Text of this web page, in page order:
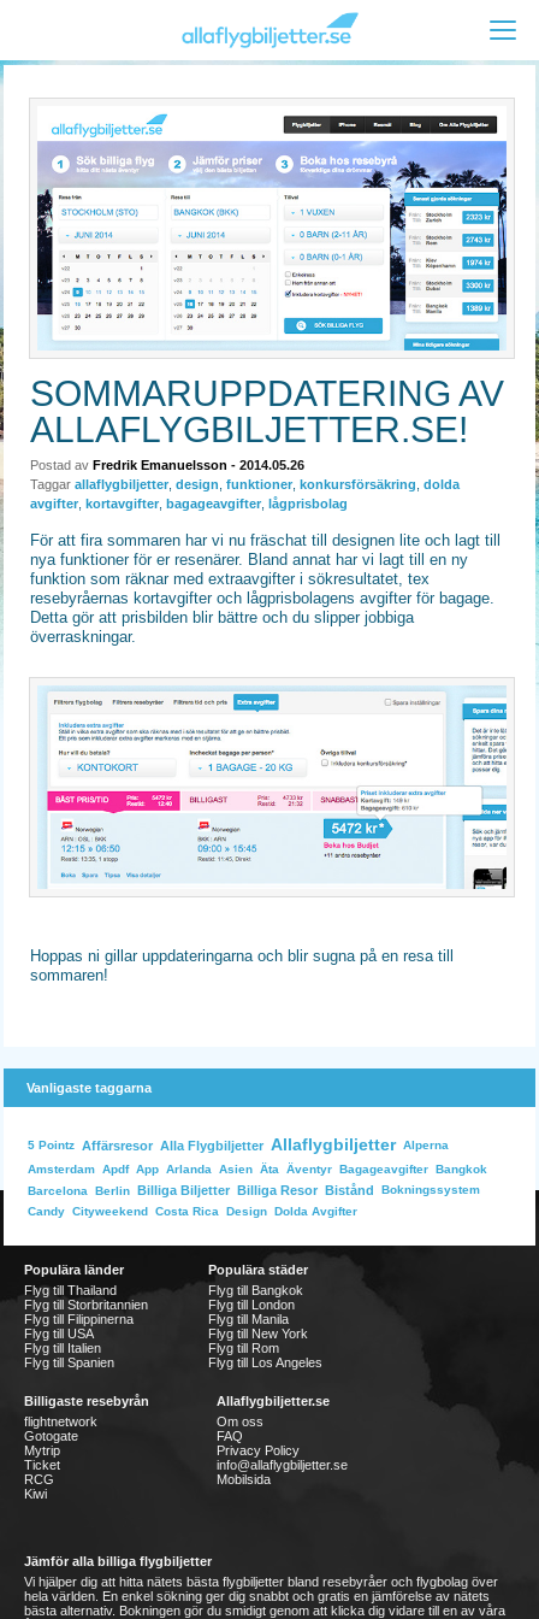
SOMMARUPPDATERING AV
ALLAFLYGBILJETTER.SE!
Postad avFredrik Emanuelsson - 2014.05.26
Taggar allaflygbiljetter ,design ,funktioner ,konkursförsäkring ,dolda
avgifter ,kortavgifter ,bagageavgifter ,lågprisbolag
För att fira sommaren har vi nu fräschat till designen lite och lagt till
nya funktioner för er resenärer. Bland annat har vi lagt till en ny
funktion som räknar med extraavgifter i sökresultatet, tex
resebyråernas kortavgifter och lågprisbolagens avgifter för bagage.
Detta gör att prisbilden blir bättre och du slipper jobbiga
överraskningar.
Hoppas ni gillar uppdateringarna och blir sugna på en resa till
sommaren!
Vanligaste taggarna
5 Pointz Affärsresor Alla Flygbiljetter Allaflygbiljetter Alperna
Amsterdam Apdf App Arlanda Asien Äta Äventyr Bagageavgifter Bangkok
Barcelona
Berlin Billiga Biljetter Billiga Resor Bistånd
Bokningssystem
Candy Cityweekend Costa Rica Design Dolda Avgifter
Populära länder
Flyg till Thailand
Flyg till Storbritannien
Flyg till Filippinerna
Flyg till USA
Flyg till Italien
Flyg till Spanien
Populära städer
Flyg till Bangkok
Flyg till London
Flyg till Manila
Flyg till New York
Flyg till Rom
Flyg till Los Angeles
Billigaste resebyrån
flightnetwork
Gotogate
Mytrip
Ticket
RCG
Kiwi
Allaflygbiljetter.se
Om oss
FAQ
Privacy Policy
info@allaflygbiljetter.se
Mobilsida
Jämför alla billiga flygbiljetter
Vi hjälper dig att hitta nätets bästa flygbiljetter bland resebyråer och flygbolag över
hela världen. En enkel sökning ger dig snabbt och gratis en jämförelse av nätets
bästa alternativ. Bokningen gör du smidigt genom att klicka dig vidare till en av våra